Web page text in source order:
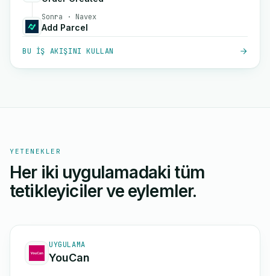
Sonra · Navex
Add Parcel
BU IŞ AKIŞINI KULLAN
YETENEKLER
Her iki uygulamadaki tüm
tetikleyiciler ve eylemler.
UYGULAMA
YouCan